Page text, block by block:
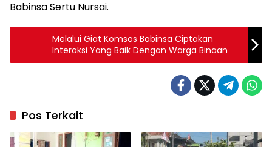
Babinsa Sertu Nursai.
Melalui Giat Komsos Babinsa Ciptakan
Interaksi Yang Baik Dengan Warga Binaan
Pos Terkait